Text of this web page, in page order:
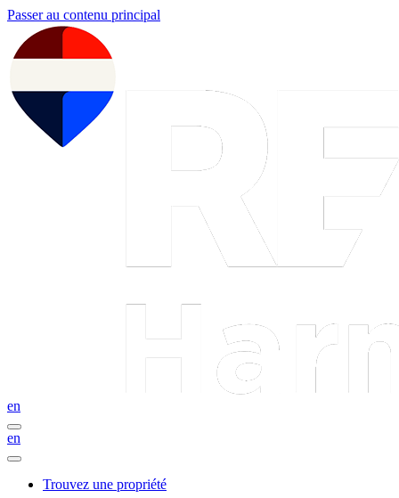
Passer au contenu principal
en
en
Trouvez une propriété